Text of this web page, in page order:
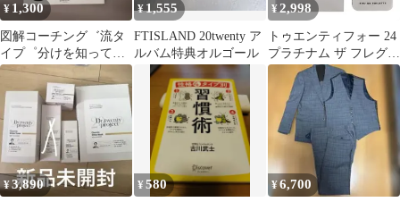
¥ 1,300
図解コーチング゛流タ
イプ゜分けを知ってア
プローチするとうまく
いく
¥1,555
FTISLAND 20twenty ア
ルバム特典オルゴール
¥2,998
トゥエンティフォー 24
プラチナム ザ フレグラ
ンス EDT・SP 30ml 香
水 フレグランス 24
PLATINUM THE
FRAGRANCE TWENTY
FOUR 新品 未使用
¥3,890 ¥580 ¥6,700